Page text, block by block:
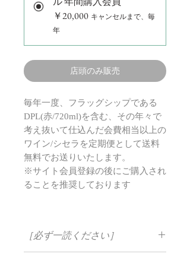
￥20,000 キャンセルまで、毎
年
店頭のみ販売
​​毎年一度、フラッグシップである
DPL(赤/720ml)を含む、その年々で
考え抜いて仕込んだ会費相当以上の
ワイン/シセラを定期便として送料
無料でお送りいたします。
※サイト会員登録の後にご購入され
ることを推奨しております
［必ず一読ください］